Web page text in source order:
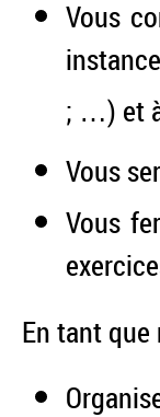
Vous
; …) et
Vous
Vous
En tant que